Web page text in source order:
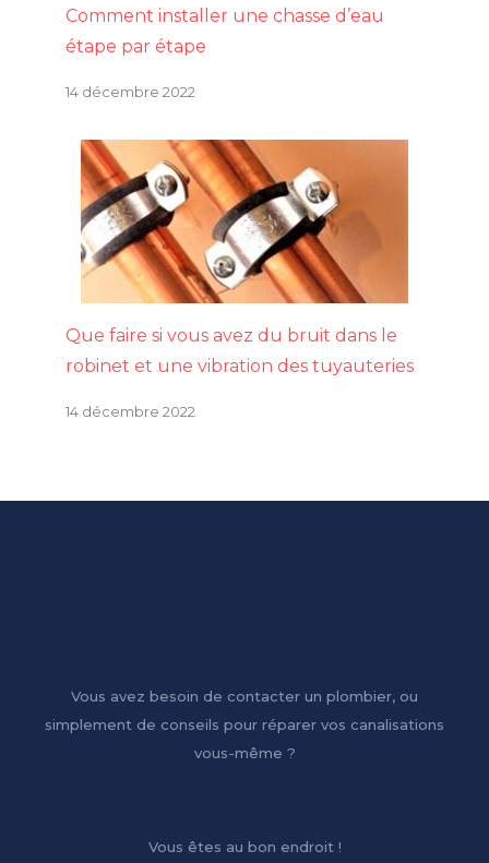
Comment installer une chasse d’eau
étape par étape
14 décembre 2022
Que faire si vous avez du bruit dans le
robinet et une vibration des tuyauteries
14 décembre 2022
Vous avez besoin de contacter un plombier, ou
simplement de conseils pour réparer vos canalisations
vous-même ?
Vous êtes au bon endroit !